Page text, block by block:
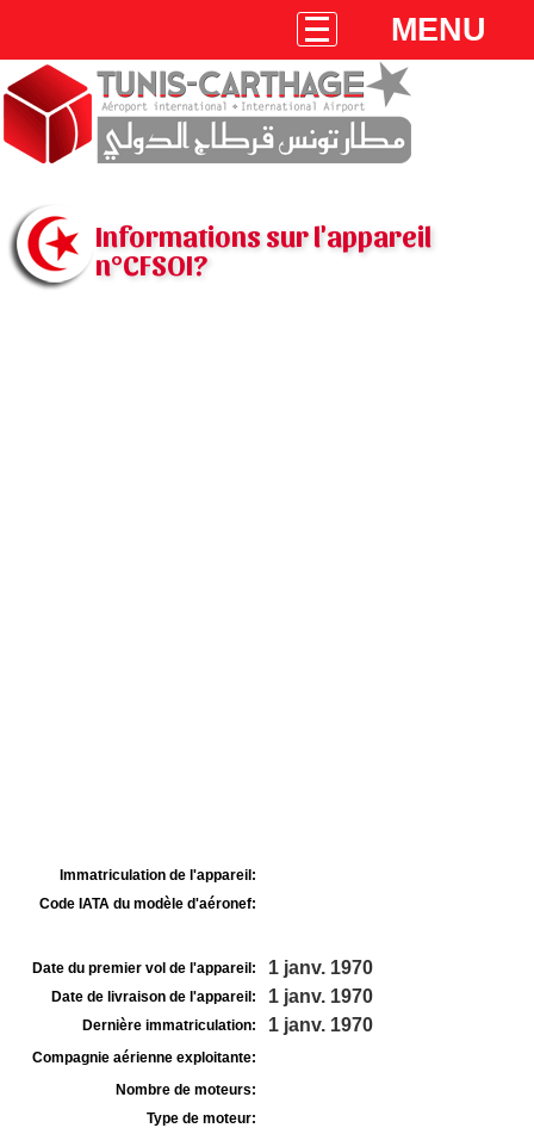
MENU
Informations sur l'appareil
n°CFSOI?
Immatriculation de l'appareil:
Code IATA du modèle d'aéronef:
Date du premier vol de l'appareil: 1 janv. 1970
Date de livraison de l'appareil: 1 janv. 1970
Dernière immatriculation: 1 janv. 1970
Compagnie aérienne exploitante:
Nombre de moteurs:
Type de moteur: